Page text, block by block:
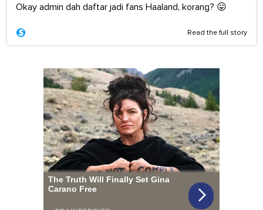
Okay admin dah daftar jadi fans Haaland, korang? 😛
Read the full story